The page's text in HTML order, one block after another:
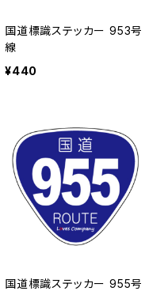
国道標識ステッカー 953号
線
¥440
国道標識ステッカー 955号